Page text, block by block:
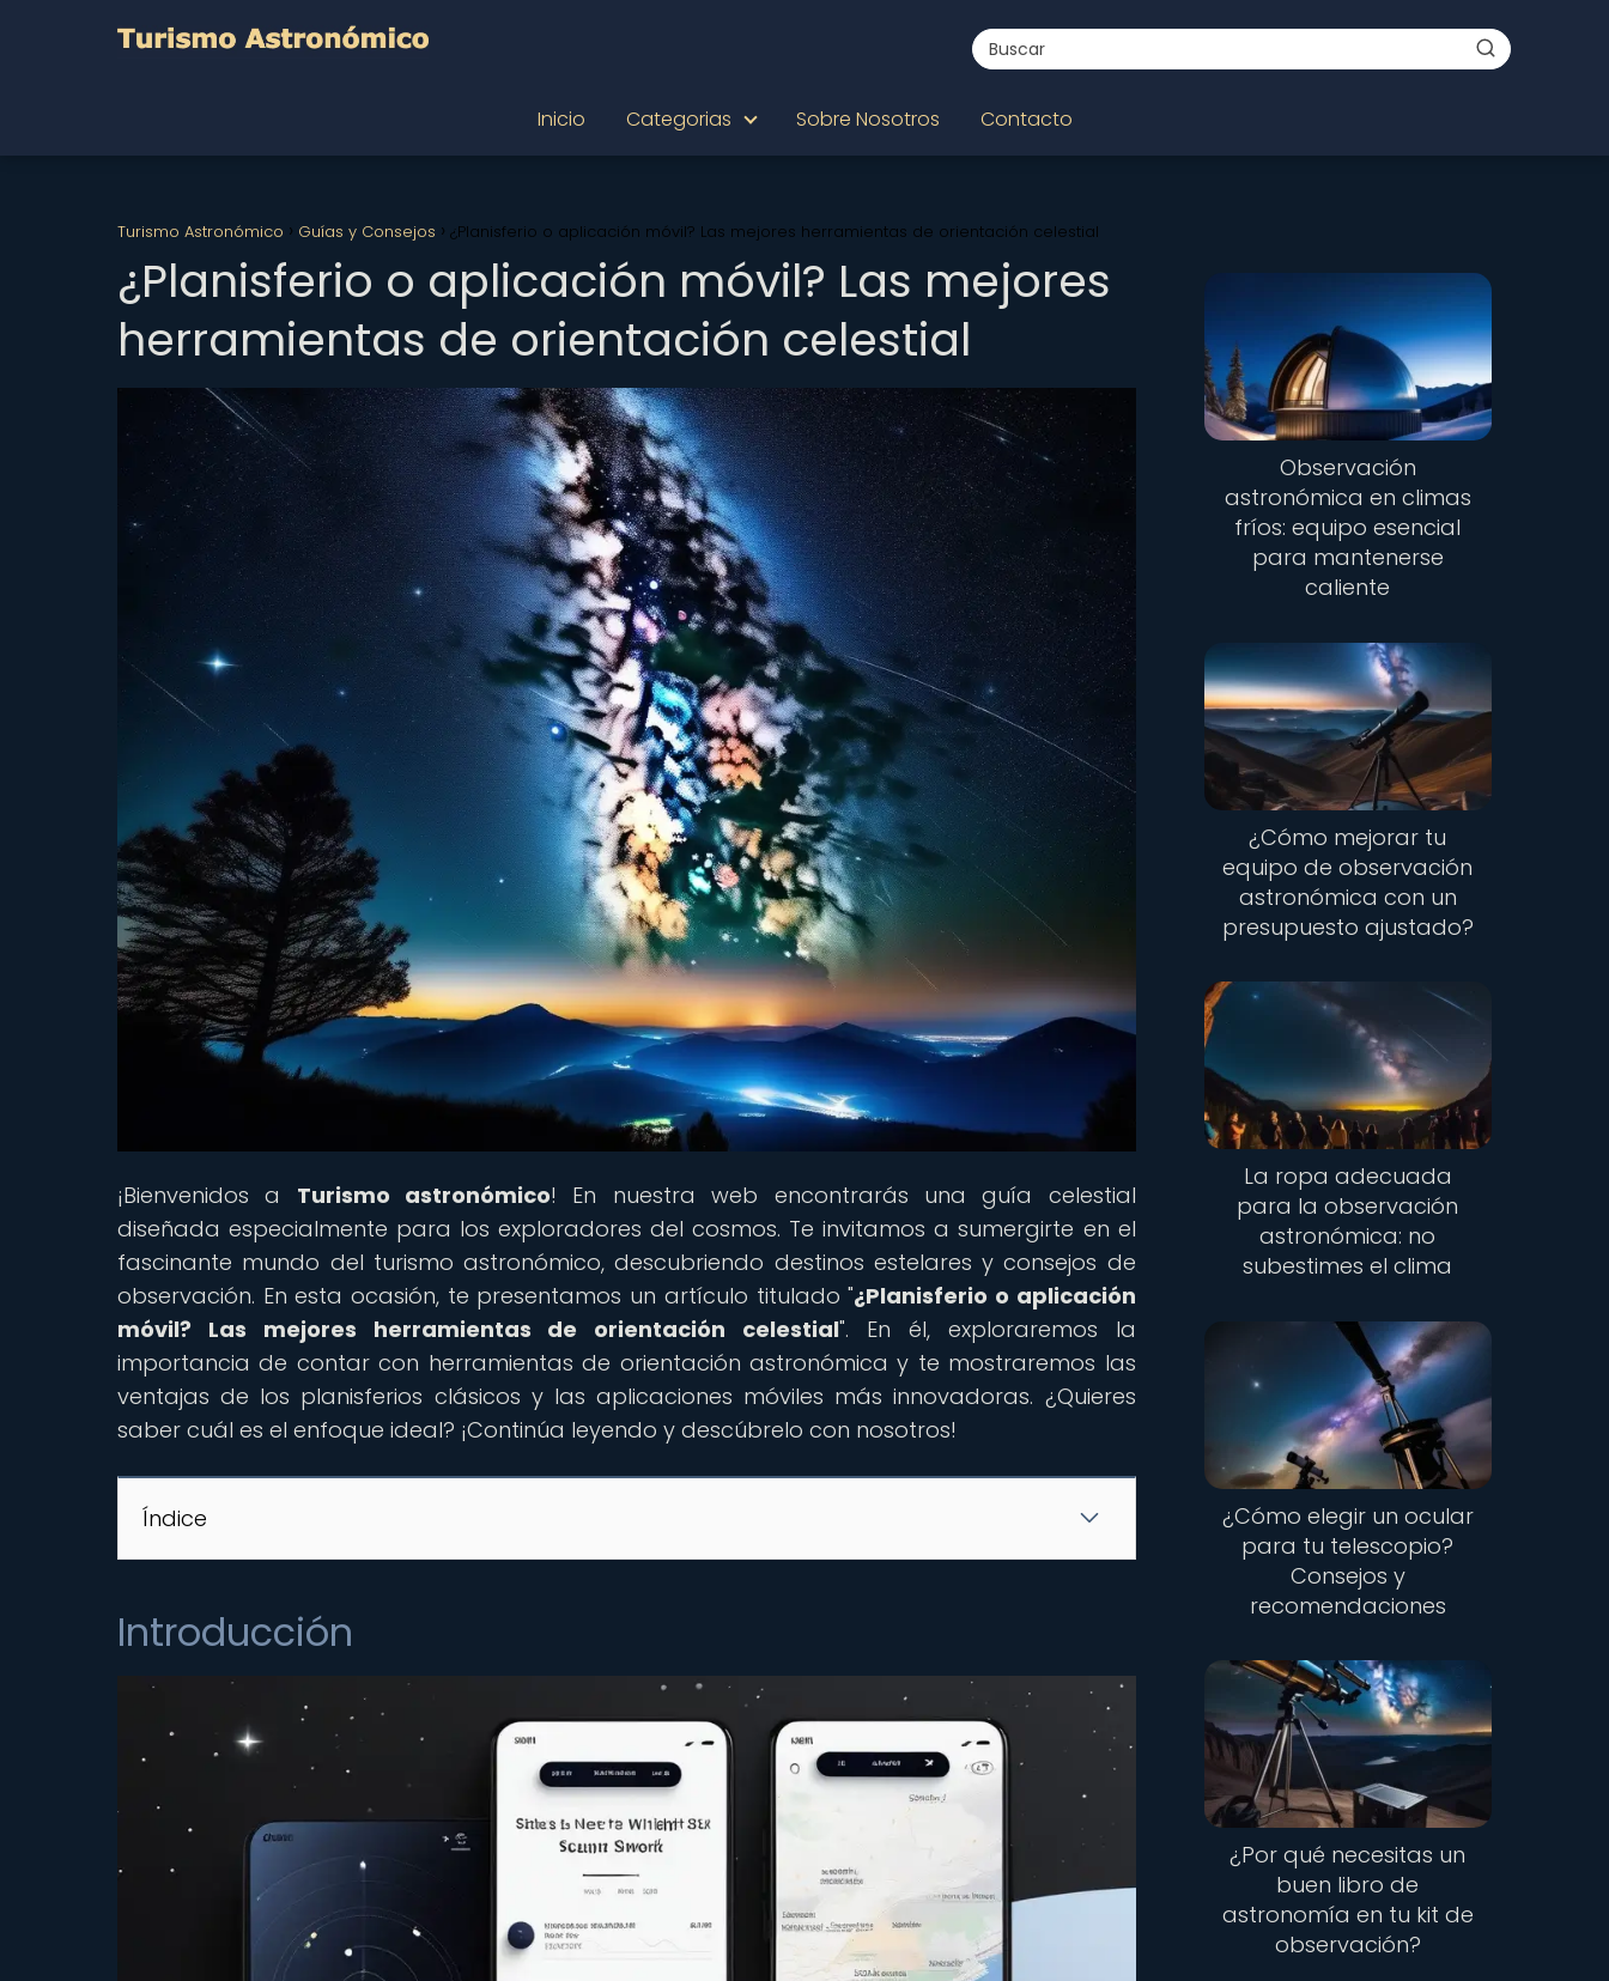
Inicio Categorias Sobre Nosotros Contacto
Turismo Astronómico Guías y Consejos ¿Planisferio o aplicación móvil? Las mejores herramientas de orientación celestial
¿Planisferio o aplicación móvil? Las mejores
herramientas de orientación celestial
¡Bienvenidos a Turismo astronómico! En nuestra web encontrarás una guía celestial
diseñada especialmente para los exploradores del cosmos. Te invitamos a sumergirte en el
fascinante mundo del turismo astronómico, descubriendo destinos estelares y consejos de
observación. En esta ocasión, te presentamos un artículo titulado "¿Planisferio o aplicación
móvil? Las mejores herramientas de orientación celestial". En él, exploraremos la
importancia de contar con herramientas de orientación astronómica y te mostraremos las
ventajas de los planisferios clásicos y las aplicaciones móviles más innovadoras. ¿Quieres
saber cuál es el enfoque ideal? ¡Continúa leyendo y descúbrelo con nosotros!
Índice
Introducción
Observación
astronómica en climas
fríos: equipo esencial
para mantenerse
caliente
¿Cómo mejorar tu
equipo de observación
astronómica con un
presupuesto ajustado?
La ropa adecuada
para la observación
astronómica: no
subestimes el clima
¿Cómo elegir un ocular
para tu telescopio?
Consejos y
recomendaciones
¿Por qué necesitas un
buen libro de
astronomía en tu kit de
observación?